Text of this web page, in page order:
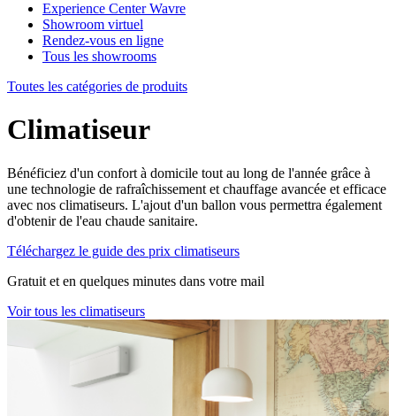
Experience Center Wavre
Showroom virtuel
Rendez-vous en ligne
Tous les showrooms
Toutes les catégories de produits
Climatiseur
Bénéficiez d'un confort à domicile tout au long de l'année grâce à
une technologie de rafraîchissement et chauffage avancée et efficace
avec nos climatiseurs. L'ajout d'un ballon vous permettra également
d'obtenir de l'eau chaude sanitaire.
Téléchargez le guide des prix climatiseurs
Gratuit et en quelques minutes dans votre mail
Voir tous les climatiseurs